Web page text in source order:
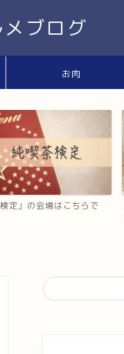
ブログ
お肉
倍野駅
のハルカス10階の神農生
介！台湾の超人...